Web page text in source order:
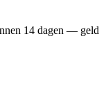
14 dagen — geld